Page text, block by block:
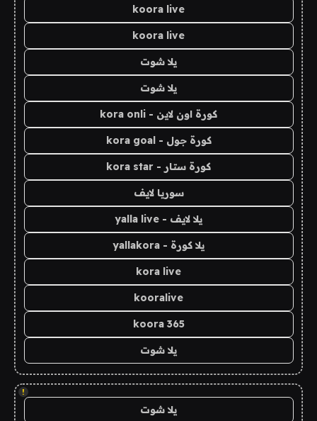
koora live
koora live
يلا شوت
يلا شوت
كورة اون لاين - kora onli
كورة جول - kora goal
كورة ستار - kora star
سوريا لايف
يلا لايف - yalla live
يلا كورة - yallakora
kora live
kooralive
koora 365
يلا شوت
!
يلا شوت